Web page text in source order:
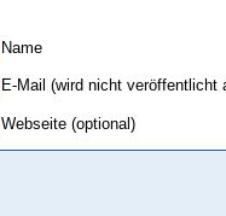
Name
E-Mail (wird nicht veröffentlicht
Webseite (optional)